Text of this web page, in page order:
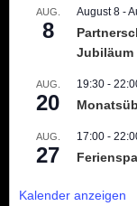
AUG.
8
August 8 -
Jubiläum
AUG.
20
19:30 -
AUG.
27
17:00 -
Kalender anzeigen